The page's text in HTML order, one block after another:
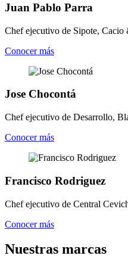
Juan Pablo Parra
Chef ejecutivo de Sipote, Cacio
Conocer más
Jose Chocontá
Chef ejecutivo de Desarrollo,
Conocer más
Francisco Rodriguez
Chef ejecutivo de Central
Conocer más
Nuestras marcas